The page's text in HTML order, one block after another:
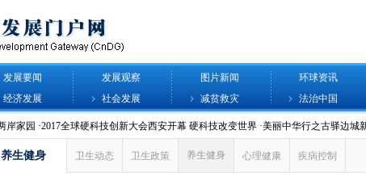
发展要闻 发展观察 图片新闻 环球资讯
经济发展 社会发展 减贫救灾 法治中国
养生健身 卫生动态 卫生政策 养生健身 心理健康 疾病控制